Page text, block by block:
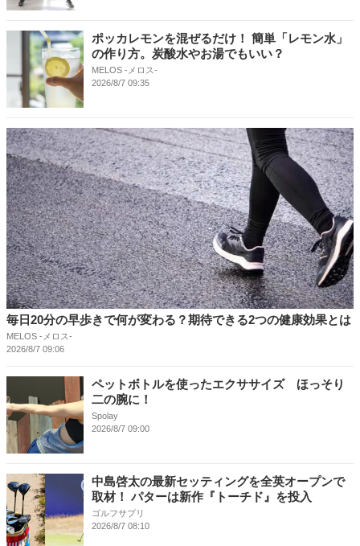
ポッカレモンを混ぜるだけ！ 簡単「レモン水」
の作り方。炭酸水やお湯でもいい？
MELOS -メロス-
2026/8/7 09:35
毎日20分の早歩きで何が変わる？期待できる2つの健康効果とは
MELOS -メロス-
2026/8/7 09:06
ペットボトルを使ったエクササイズ ほっそり
二の腕に！
Spolay
2026/8/7 09:00
中島啓太の最新セッティングを全英オープンで
取材！ パターは新作『トーチド』を投入
ゴルフサプリ
2026/8/7 08:10